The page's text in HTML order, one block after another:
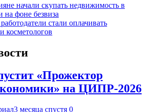
начали скупать недвижимость в
на фоне безвиза
стали оплачивать
косметологов
«Прожектор
на ЦИПР-2026
3 месяца спустя 0